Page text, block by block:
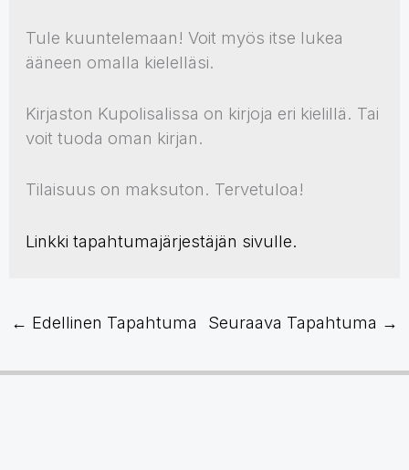
Tule kuuntelemaan! Voit myös itse lukea
ääneen omalla kielelläsi.
Kirjaston Kupolisalissa on kirjoja eri kielillä. Tai
voit tuoda oman kirjan.
Tilaisuus on maksuton. Tervetuloa!
Linkki tapahtumajärjestäjän sivulle.
← Edellinen Tapahtuma Seuraava Tapahtuma →